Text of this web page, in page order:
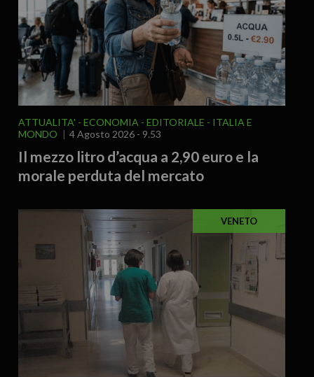
ATTUALITA' ECONOMIA EDITORIALE
ITALIA E
MONDO
4 Agosto 2026 - 9.53
Il mezzo litro d’acqua a 2,90 euro e la
morale perduta del mercato
VENETO